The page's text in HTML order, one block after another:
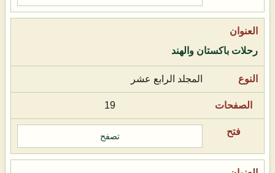
رحلات باكستان والهند
المجلد الرابع عشر
19
تصفح